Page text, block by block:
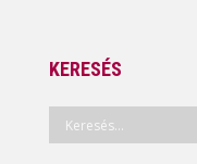
KERESÉS